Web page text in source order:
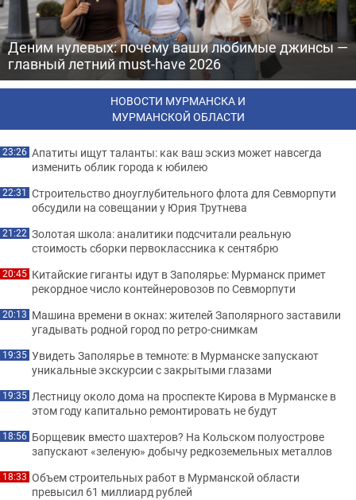
Деним нулевых: почему ваши любимые джинсы —
главный летний must-have 2026
НОВОСТИ МУРМАНСКА И
МУРМАНСКОЙ ОБЛАСТИ
23:26 Апатиты ищут таланты: как ваш эскиз может навсегда
изменить облик города к юбилею
22:31 Строительство дноуглубительного флота для Севморпути
обсудили на совещании у Юрия Трутнева
21:22 Золотая школа: аналитики подсчитали реальную
стоимость сборки первоклассника к сентябрю
20:45 Китайские гиганты идут в Заполярье: Мурманск примет
рекордное число контейнеровозов по Севморпути
20:13 Машина времени в окнах: жителей Заполярного заставили
угадывать родной город по ретро-снимкам
19:35 Увидеть Заполярье в темноте: в Мурманске запускают
уникальные экскурсии с закрытыми глазами
19:35 Лестницу около дома на проспекте Кирова в Мурманске в
этом году капитально ремонтировать не будут
18:56 Борщевик вместо шахтеров? На Кольском полуострове
запускают «зеленую» добычу редкоземельных металлов
18:33 Объем строительных работ в Мурманской области
превысил 61 миллиард рублей